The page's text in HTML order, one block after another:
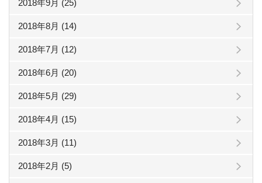
2018年9月 (25)
2018年8月 (14)
2018年7月 (12)
2018年6月 (20)
2018年5月 (29)
2018年4月 (15)
2018年3月 (11)
2018年2月 (5)